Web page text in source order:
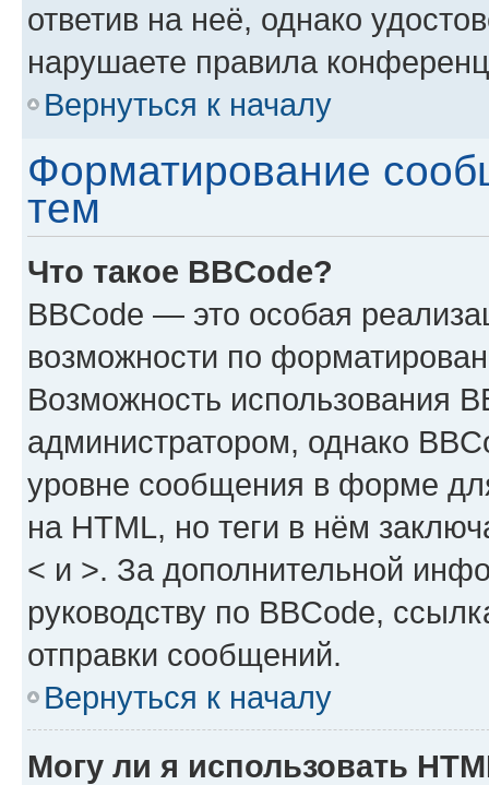
ответив на неё, однако
нарушаете правила
Вернуться к началу
Форматирование
тем
Что такое BBCode?
BBCode — это особая
возможности по
Возможность использования
администратором, однако
уровне сообщения в форме
на HTML, но теги в нём
< и >. За дополнительной
руководству по BBCode,
отправки сообщений.
Вернуться к началу
Могу ли я использовать